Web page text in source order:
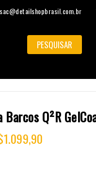
sac@detailshopbrasil.com.br
Q²R
1.099,90